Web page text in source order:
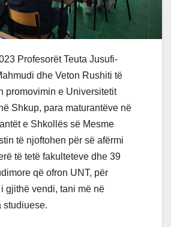
Profesorët Teuta Jusufi-
dhe Veton Rushiti të
promovimin e Universitetit
Shkup, para maturantëve në
e Shkollës së Mesme
të njoftohen për së afërmi
të tetë fakulteteve dhe 39
që ofron UNT, për
gjithë vendi, tani më në
studiuese.